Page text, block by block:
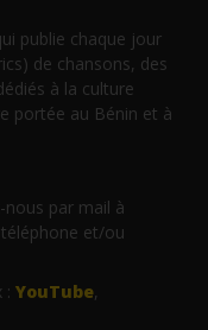
publie chaque jour
de chansons, des
à la culture
portée au Bénin et à
par mail à
et/ou
: YouTube,